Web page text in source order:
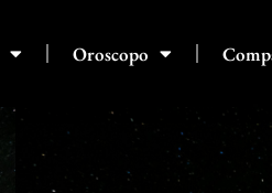
Oroscopo